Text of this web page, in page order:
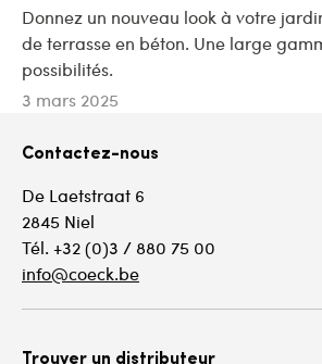
Donnez un nouveau look à votre
de terrasse en béton. Une large
possibilités.
3 mars 2025
Contactez-nous
De Laetstraat 6
2845 Niel
Tél. +32 (0)3 / 880 75 00
info@coeck.be
Trouver un distributeur